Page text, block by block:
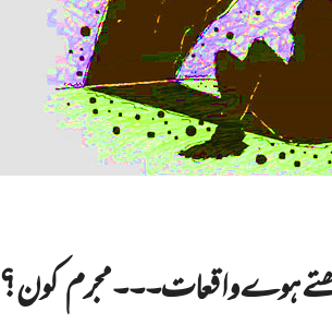
ہوے واقعات۔۔۔ مجرم کون؟